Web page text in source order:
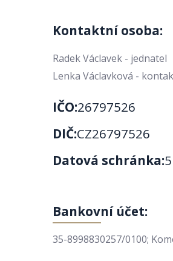
Kontaktní osoba:
Radek Václavek - jednatel
Lenka Václavková -
IČO:26797526
DIČ:CZ26797526
Datová schránka:
Bankovní účet:
35-8998830257/0100;